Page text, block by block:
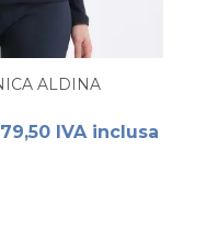
ALDINA
IVA inclusa